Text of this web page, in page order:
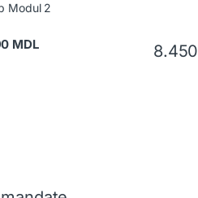
8.450
Modul 2
MDL